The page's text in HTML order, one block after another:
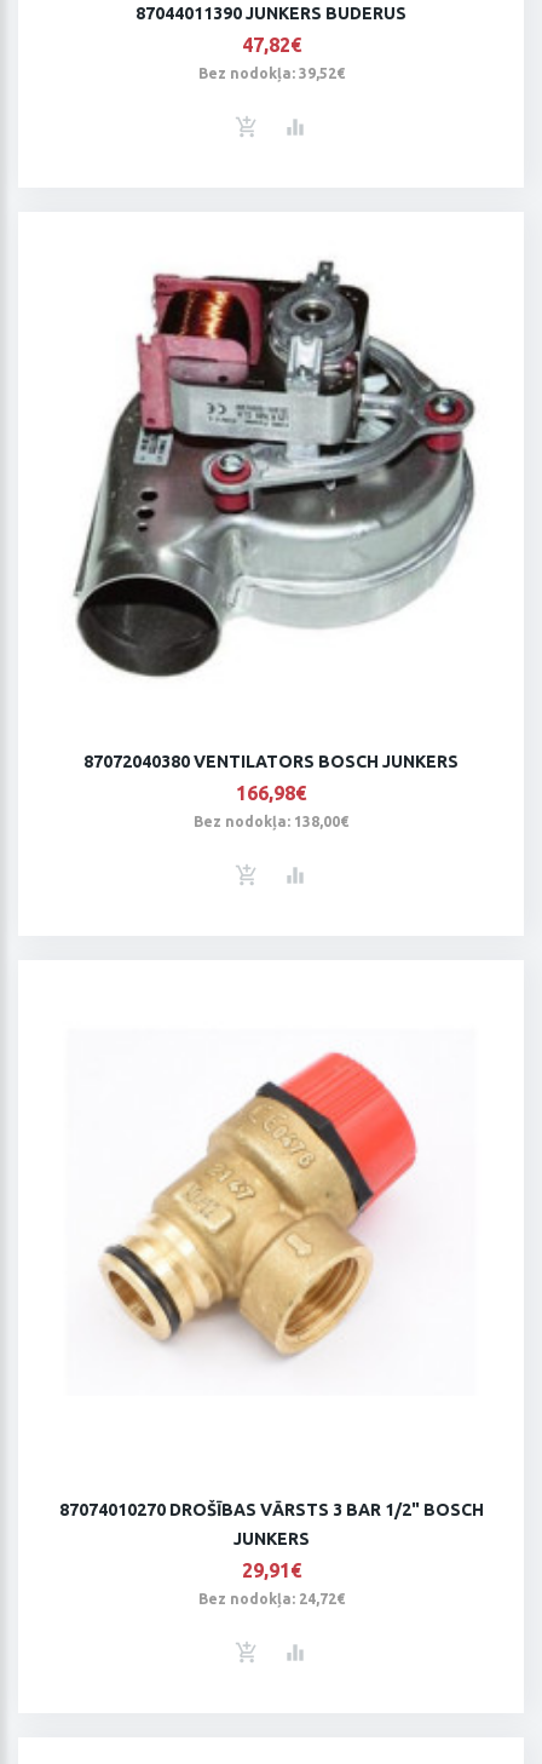
87044011390 JUNKERS BUDERUS
47,82€
Bez nodokļa: 39,52€
87072040380 VENTILATORS BOSCH JUNKERS
166,98€
Bez nodokļa: 138,00€
87074010270 DROŠĪBAS VĀRSTS 3 BAR 1/2" BOSCH
JUNKERS
29,91€
Bez nodokļa: 24,72€